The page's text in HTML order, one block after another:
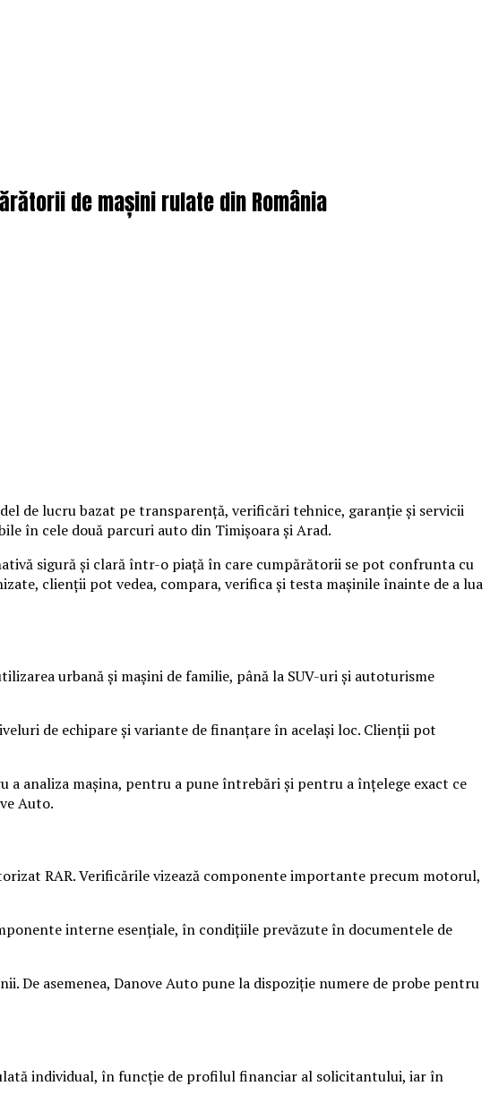
de mașini rulate din România
de lucru bazat pe transparență, verificări tehnice, garanție și servicii
în cele două parcuri auto din Timișoara și Arad.
sigură și clară într-o piață în care cumpărătorii se pot confrunta cu
clienții pot vedea, compara, verifica și testa mașinile înainte de a lua
urbană și mașini de familie, până la SUV-uri și autoturisme
de echipare și variante de finanțare în același loc. Clienții pot
analiza mașina, pentru a pune întrebări și pentru a înțelege exact ce
Auto.
RAR. Verificările vizează componente importante precum motorul,
interne esențiale, în condițiile prevăzute în documentele de
asemenea, Danove Auto pune la dispoziție numere de probe pentru
individual, în funcție de profilul financiar al solicitantului, iar în